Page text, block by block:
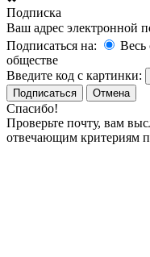
Подписка
Ваш адрес электронной
Подписаться на:
Весь
обществе
Введите код с картинки:
Подписаться
Отмена
Спасибо!
Проверьте почту, вам
отвечающим критериям